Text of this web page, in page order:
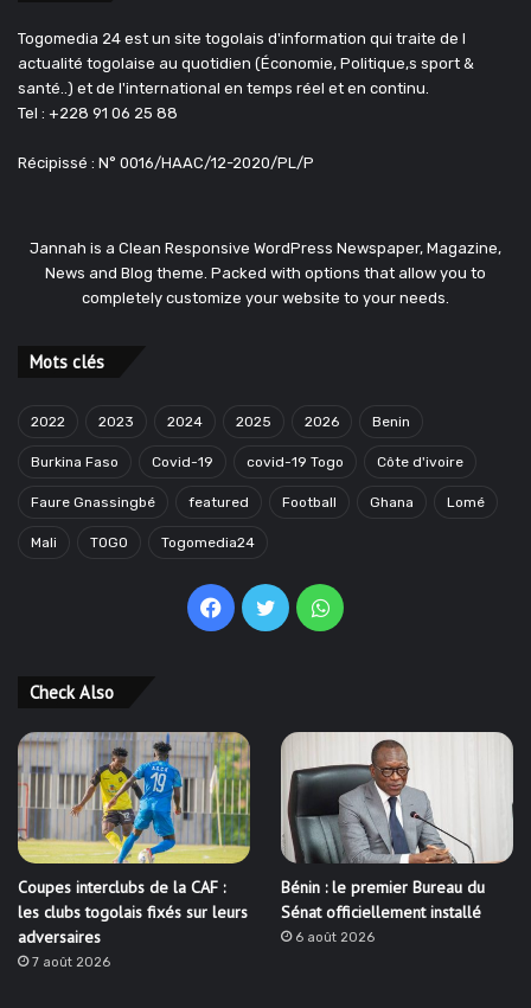
Togomedia 24 est un site togolais d'information qui traite de l
actualité togolaise au quotidien (Économie, Politique,s sport &
santé..) et de l'international en temps réel et en continu.
Tel : +228 91 06 25 88
Récipissé : N° 0016/HAAC/12-2020/PL/P
Jannah is a Clean Responsive WordPress Newspaper, Magazine,
News and Blog theme. Packed with options that allow you to
completely customize your website to your needs.
Mots clés
2022 2023 2024 2025 2026 Benin
Burkina Faso Covid-19 covid-19 Togo Côte d'ivoire
Faure Gnassingbé featured Football Ghana Lomé
Mali TOGO Togomedia24
Facebook
TwitterWhatsApp
Check Also
Coupes interclubs de la CAF :
les clubs togolais fixés sur leurs
adversaires
7 août 2026
Bénin : le premier Bureau du
Sénat officiellement installé
6 août 2026